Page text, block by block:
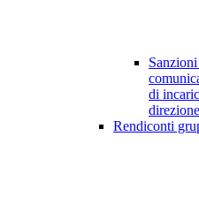
di
Rendiconti